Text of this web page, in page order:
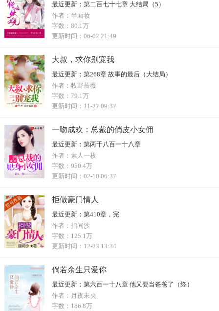
最近更新： 第二百七十七章 大结局（5）
作者： 半面妆
字数： 80.1万
更新时间： 06-02 21:49
大叔，求你别宠我
最近更新： 第268章 故事的最后（大结局）
作者： 牧野蔷薇
字数： 79.1万
更新时间： 11-27 09:37
一吻成欢：总裁的俏皮小女佣
最近更新： 第两千八百一十八章
作者： 素人一枚
字数： 950.4万
更新时间： 02-10 06:37
拒做豪门情人
最近更新： 第410章，完
作者： 指间沙
字数： 125.1万
更新时间： 12-23 13:34
倘若余生只爱你
最近更新： 第六百一十八章 他又要当爸爸了（终）
作者： 月夜未央
字数： 186.8万